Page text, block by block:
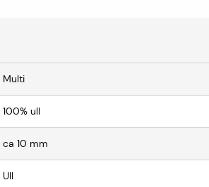
Multi
100% ull
ca 10 mm
Ull